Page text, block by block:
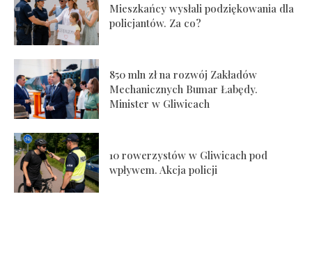
Mieszkańcy wysłali podziękowania dla
policjantów. Za co?
850 mln zł na rozwój Zakładów
Mechanicznych Bumar Łabędy.
Minister w Gliwicach
10 rowerzystów w Gliwicach pod
wpływem. Akcja policji